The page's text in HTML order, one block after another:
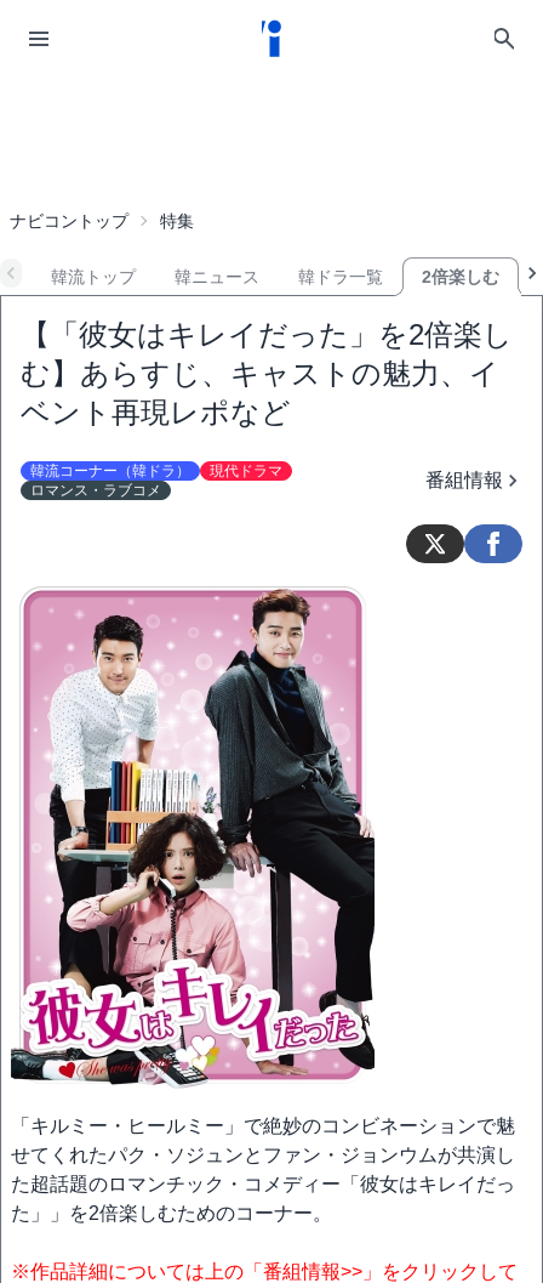
ナビコントップ 特集
韓流トップ 韓ニュース 韓ドラ一覧 2倍楽しむ
【「彼女はキレイだった」を2倍楽し
む】あらすじ、キャストの魅力、イ
ベント再現レポなど
韓流コーナー（韓ドラ）
現代ドラマ
ロマンス・ラブコメ
番組情報
「キルミー・ヒールミー」で絶妙のコンビネーションで魅
せてくれたパク・ソジュンとファン・ジョンウムが共演し
た超話題のロマンチック・コメディー「彼女はキレイだっ
た」」を2倍楽しむためのコーナー。
※作品詳細については上の「番組情報>>」をクリックして